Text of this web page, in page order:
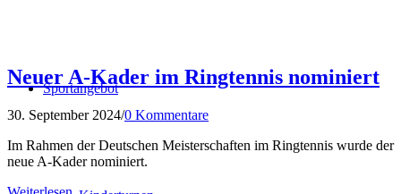
Sportangebot
Neuer A-Kader im Ringtennis nominiert
30. September 2024/0 Kommentare
Im Rahmen der Deutschen Meisterschaften im Ringtennis wurde der
neue A-Kader nominiert.